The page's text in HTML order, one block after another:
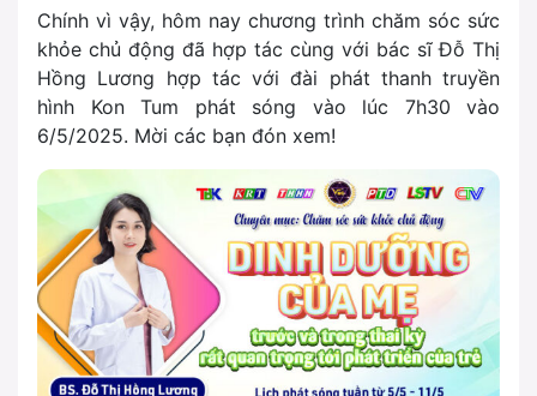
Chính vì vậy, hôm nay chương trình chăm sóc sức
khỏe chủ động đã hợp tác cùng với bác sĩ Đỗ Thị
Hồng Lương hợp tác với đài phát thanh truyền
hình Kon Tum phát sóng vào lúc 7h30 vào
6/5/2025. Mời các bạn đón xem!